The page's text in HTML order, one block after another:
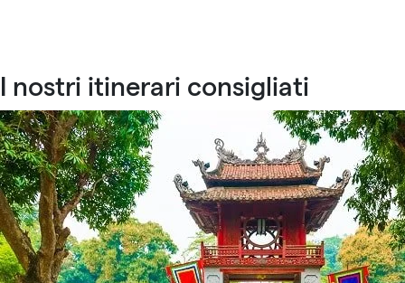
I nostri itinerari consigliati